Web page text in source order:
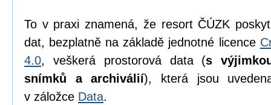
To v praxi znamená, že resort ČÚZK
dat, bezplatně na základě jednotné licence
4.0, veškerá prostorová data (s
snímků a archiválií), která jsou
v záložce Data.